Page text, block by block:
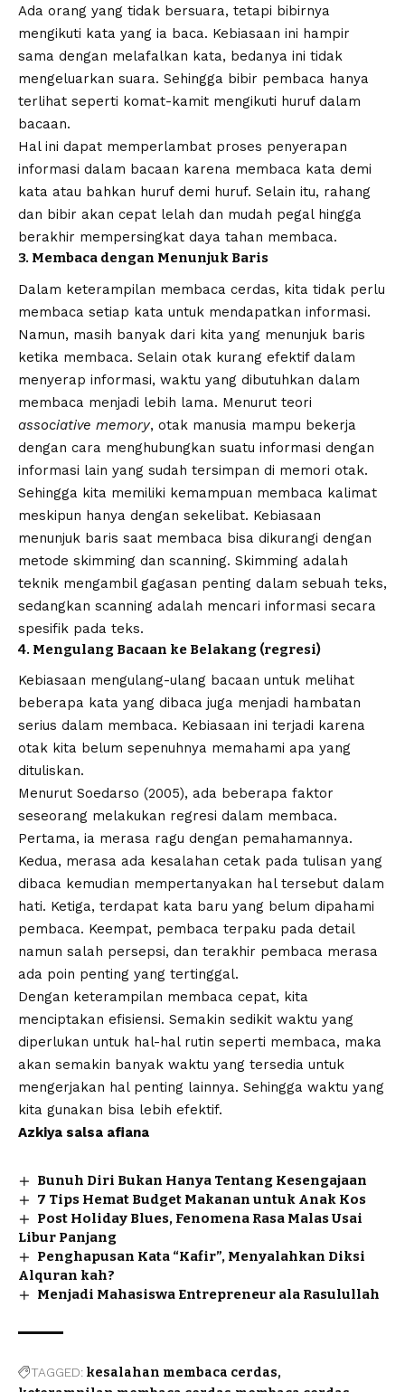
Ada orang yang tidak bersuara, tetapi bibirnya
mengikuti kata yang ia baca. Kebiasaan ini hampir
sama dengan melafalkan kata, bedanya ini tidak
mengeluarkan suara. Sehingga bibir pembaca hanya
terlihat seperti komat-kamit mengikuti huruf dalam
bacaan.
Hal ini dapat memperlambat proses penyerapan
informasi dalam bacaan karena membaca kata demi
kata atau bahkan huruf demi huruf. Selain itu, rahang
dan bibir akan cepat lelah dan mudah pegal hingga
berakhir mempersingkat daya tahan membaca.
3. Membaca dengan Menunjuk Baris
Dalam keterampilan membaca cerdas, kita tidak perlu
membaca setiap kata untuk mendapatkan informasi.
Namun, masih banyak dari kita yang menunjuk baris
ketika membaca. Selain otak kurang efektif dalam
menyerap informasi, waktu yang dibutuhkan dalam
membaca menjadi lebih lama. Menurut teori
associative memory, otak manusia mampu bekerja
dengan cara menghubungkan suatu informasi dengan
informasi lain yang sudah tersimpan di memori otak.
Sehingga kita memiliki kemampuan membaca kalimat
meskipun hanya dengan sekelibat. Kebiasaan
menunjuk baris saat membaca bisa dikurangi dengan
metode skimming dan scanning. Skimming adalah
teknik mengambil gagasan penting dalam sebuah teks,
sedangkan scanning adalah mencari informasi secara
spesifik pada teks.
4. Mengulang Bacaan ke Belakang (regresi)
Kebiasaan mengulang-ulang bacaan untuk melihat
beberapa kata yang dibaca juga menjadi hambatan
serius dalam membaca. Kebiasaan ini terjadi karena
otak kita belum sepenuhnya memahami apa yang
dituliskan.
Menurut Soedarso (2005), ada beberapa faktor
seseorang melakukan regresi dalam membaca.
Pertama, ia merasa ragu dengan pemahamannya.
Kedua, merasa ada kesalahan cetak pada tulisan yang
dibaca kemudian mempertanyakan hal tersebut dalam
hati. Ketiga, terdapat kata baru yang belum dipahami
pembaca. Keempat, pembaca terpaku pada detail
namun salah persepsi, dan terakhir pembaca merasa
ada poin penting yang tertinggal.
Dengan keterampilan membaca cepat, kita
menciptakan efisiensi. Semakin sedikit waktu yang
diperlukan untuk hal-hal rutin seperti membaca, maka
akan semakin banyak waktu yang tersedia untuk
mengerjakan hal penting lainnya. Sehingga waktu yang
kita gunakan bisa lebih efektif.
Azkiya salsa afiana
Bunuh Diri Bukan Hanya Tentang Kesengajaan
7 Tips Hemat Budget Makanan untuk Anak Kos
Post Holiday Blues, Fenomena Rasa Malas Usai
Libur Panjang
Penghapusan Kata “Kafir”, Menyalahkan Diksi
Alquran kah?
Menjadi Mahasiswa Entrepreneur ala Rasulullah
TAGGED: kesalahan membaca cerdas